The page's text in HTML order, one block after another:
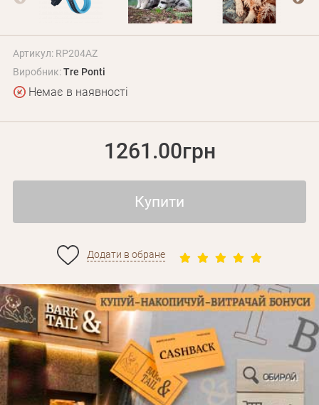
Артикул: RP204AZ
Виробник:Tre Ponti
Немає в наявності
1261.00грн
Купити
Додати в обране
Забули пароль?
Особисті дані